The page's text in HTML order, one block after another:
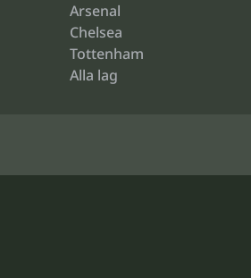
Arsenal
Chelsea
Tottenham
Alla lag